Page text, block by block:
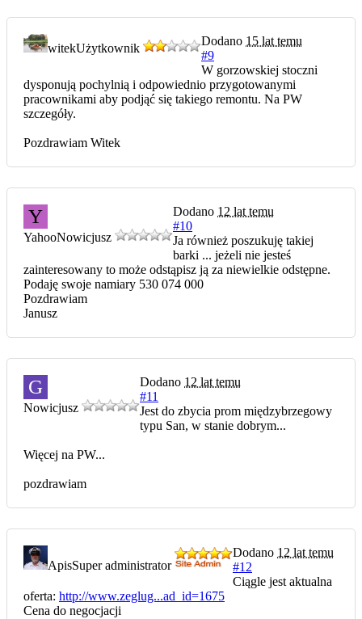
witekUżytkownik Dodano 15 lat temu
#9
W gorzowskiej stoczni
dysponują pochylnią i odpowiednio przygotowanymi
pracownikami aby podjąć się takiego remontu. Na PW
szczegóły.
Pozdrawiam Witek
Y
YahooNowicjusz
Dodano 12 lat temu
#10
Ja również poszukuję takiej
barki ... jeżeli nie jesteś
zainteresowany to może odstąpisz ją za niewielkie odstępne.
Podaję swoje namiary 530 074 000
Pozdrawiam
Janusz
G
Nowicjusz
Dodano 12 lat temu
#11
Jest do zbycia prom międzybrzegowy
typu San, w stanie dobrym...
Więcej na PW...
pozdrawiam
ApisSuper administrator
Dodano 12 lat temu
#12
Ciągle jest aktualna
oferta: http://www.zeglug...ad_id=1675
Cena do negocjacji